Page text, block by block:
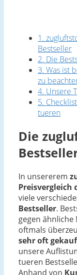
1.
Bestseller
2. Die
3. Was ist
zu
4. Unsere
5.
tueren
Die
In unsererem
Preisvergleich
viele
Bestseller.
gegen
oftmals
sehr oft
unsere
tueren
Anhand von